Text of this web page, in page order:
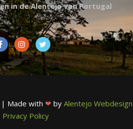
in de Alentejo van Portugal
Made with ❤ by Alentejo Webdesign
Privacy Policy